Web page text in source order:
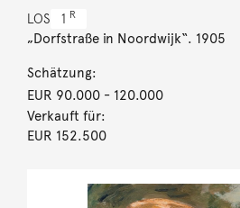
LOS 1 R
„Dorfstraße in Noordwijk“. 1905
Schätzung:
EUR 90.000- 120.000
Verkauft für:
EUR 152.500